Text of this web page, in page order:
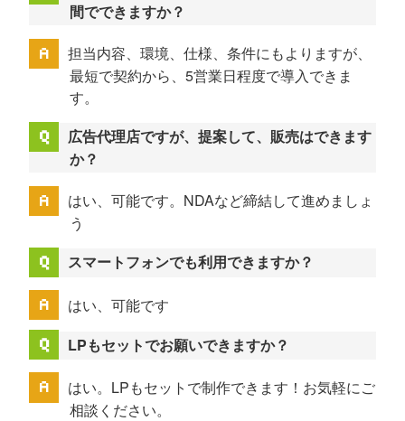
間でできますか？
担当内容、環境、仕様、条件にもよりますが、
最短で契約から、5営業日程度で導入できま
す。
広告代理店ですが、提案して、販売はできます
か？
はい、可能です。NDAなど締結して進めましょ
う
スマートフォンでも利用できますか？
はい、可能です
LPもセットでお願いできますか？
はい。LPもセットで制作できます！お気軽にご
相談ください。